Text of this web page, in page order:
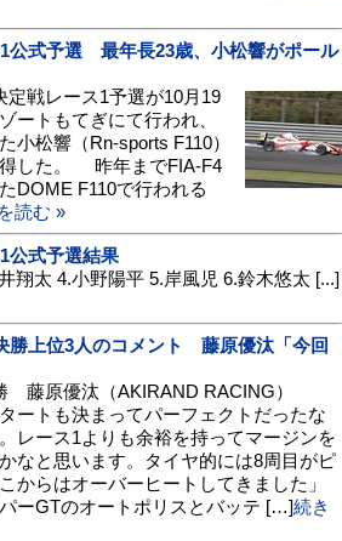
公式予選 最年長23歳、小松響がポール
戦レース1予選が10月19
ートもてぎにて行われ、
小松響（Rn-sports F110）
した。 昨年までFIA-F4
DOME F110で行われる
読む »
公式予選結果
翔太 4.小野陽平 5.岸風児 6.鈴木悠太 [...]
勝上位3人のコメント 藤原優汰「今回
藤原優汰（AKIRAND RACING）
タートも決まってパーフェクトだったな
レース1よりも余裕を持ってマージンを
なと思います。タイヤ的には8周目がピ
からはオーバーヒートしてきました」
ーGTのオートポリスとバッテ […]続き